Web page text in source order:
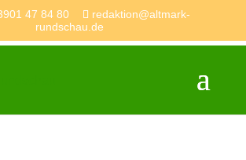
47 84 80
redaktion@altmark-
rundschau.de